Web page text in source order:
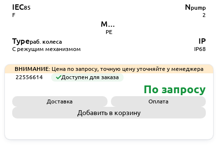
IEC85
F
Npump
2
Typeраб. колеса
С режущим механизмом
IP
IP68
Мат.
PE
ВНИМАНИЕ: Цена по запросу, точную цену уточняйте у менеджера
22556614
Доступен для заказа
По запросу
Доставка Оплата
Добавить в корзину